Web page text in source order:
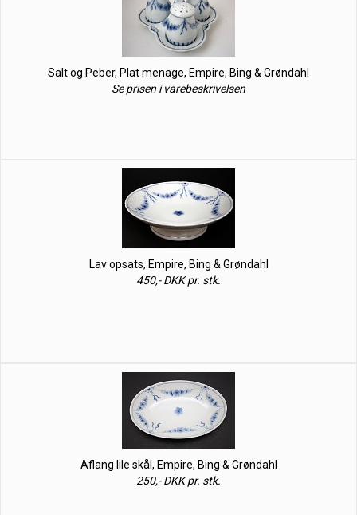
Salt og Peber, Plat menage, Empire, Bing & Grøndahl
Se prisen i varebeskrivelsen
Lav opsats, Empire, Bing & Grøndahl
450,- DKK pr. stk.
Aflang lile skål, Empire, Bing & Grøndahl
250,- DKK pr. stk.